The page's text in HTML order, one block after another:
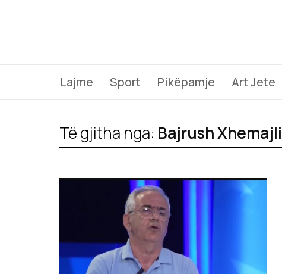
Lajme Sport Pikëpamje Art Jete
Të gjitha nga: Bajrush Xhemajli